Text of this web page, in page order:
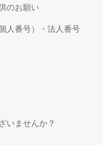
のお願い
人番号）・法人番号
いませんか？